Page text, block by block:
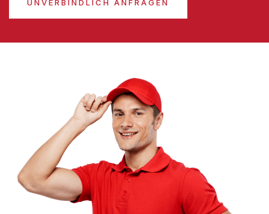
UNVERBINDLICH ANFRAGEN